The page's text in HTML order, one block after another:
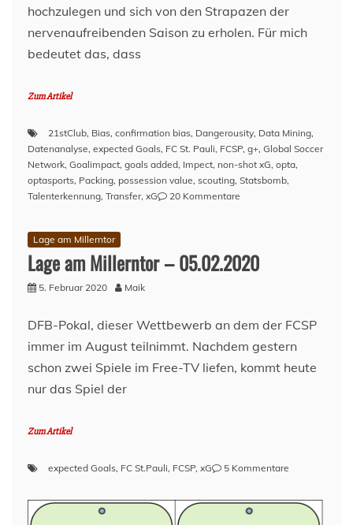
hochzulegen und sich von den Strapazen der
nervenaufreibenden Saison zu erholen. Für mich
bedeutet das, dass
Zum Artikel
21stClub, Bias, confirmation bias, Dangerousity, Data Mining,
Datenanalyse, expected Goals, FC St. Pauli, FCSP, g+, Global Soccer
Network, Goalimpact, goals added, Impect, non-shot xG, opta,
optasports, Packing, possession value, scouting, Statsbomb,
Talenterkennung, Transfer, xG 20 Kommentare
im
Fußball“
Lage am Millerntor
Lage am Millerntor – 05.02.2020
5. Februar 2020 Maik
DFB-Pokal, dieser Wettbewerb an dem der FCSP
immer im August teilnimmt. Nachdem gestern
schon zwei Spiele im Free-TV liefen, kommt heute
nur das Spiel der
Zum Artikel
expected Goals, FC St.Pauli, FCSP, xG 5 Kommentare
am
Millerntor